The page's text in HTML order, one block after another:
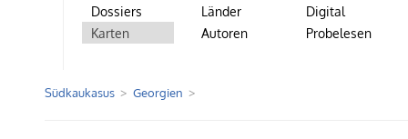
Dossiers
Karten
Länder
Autoren
Digital
Probelesen
Südkaukasus Georgien